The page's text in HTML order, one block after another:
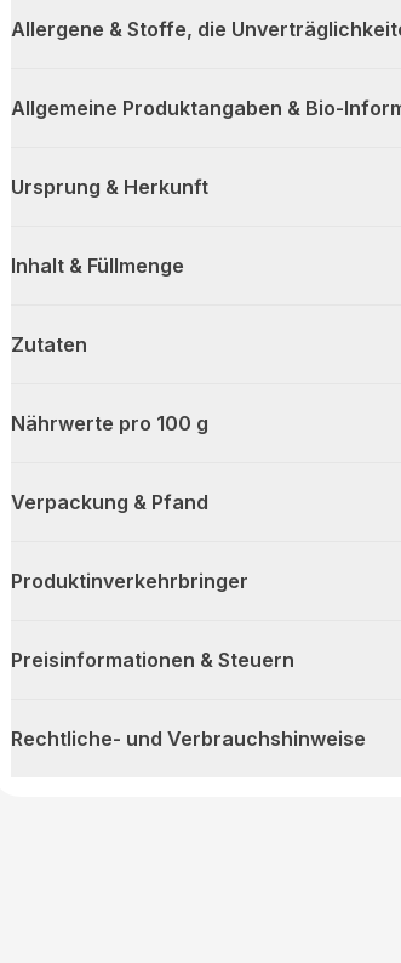
Allergene & Stoffe, die
Allgemeine Produktangaben & Bio-
Ursprung & Herkunft
Inhalt & Füllmenge
Zutaten
Nährwerte pro 100 g
Verpackung & Pfand
Produktinverkehrbringer
Preisinformationen & Steuern
Rechtliche- und Verbrauchshinweise